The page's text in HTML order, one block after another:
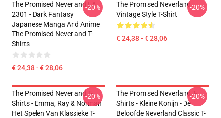
The Promised Neverland LA
2301 - Dark Fantasy
Japanese Manga And Anime
The Promised Neverland T-
Shirts
€ 24,38 - € 28,06
-20%
The Promised Neverland
Vintage Style T-Shirt
€ 24,38 - € 28,06
-20%
The Promised Neverland T-
Shirts - Emma, Ray & Norman
Het Spelen Van Klassieke T-
-20%
The Promised Neverland T-
Shirts - Kleine Konijn - De
Beloofde Neverland Classic T-
-20%